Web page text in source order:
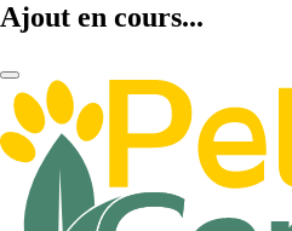
Ajout en cours...